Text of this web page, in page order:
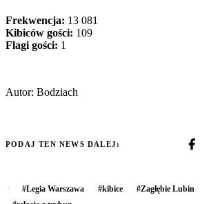
Frekwencja: 13 081
Kibiców gości: 109
Flagi gości: 1
Autor: Bodziach
PODAJ TEN NEWS DALEJ:
#Legia Warszawa #kibice #Zagłębie Lubin